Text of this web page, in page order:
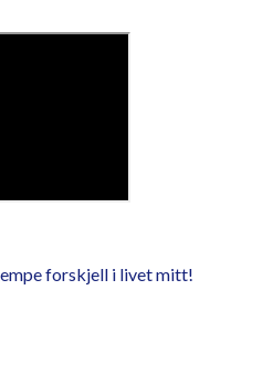
forskjell i livet mitt!​